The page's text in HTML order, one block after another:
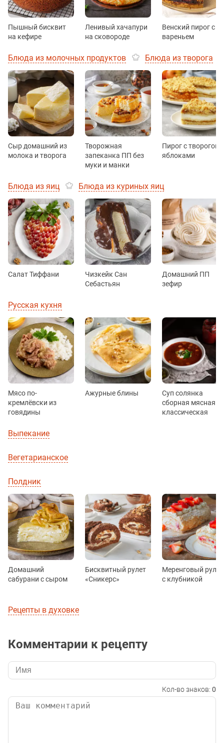
Пышный бисквит
на кефире
Ленивый хачапури
на сковороде
Венский пирог с
вареньем
Блюда из молочных продуктов Блюда из творога
Сыр домашний из
молока и творога
Творожная
запеканка ПП без
муки и манки
Пирог с творогом
яблоками
Блюда из яиц Блюда из куриных яиц
Салат Тиффани
Чизкейк Сан
Себастьян
Домашний ПП
зефир
Русская кухня
Мясо по-
кремлёвски из
говядины
Ажурные блины
Суп солянка
сборная мясная
классическая
Выпекание
Вегетарианское
Полдник
Домашний
сабурани с сыром
Бисквитный рулет
«Сникерс»
Меренговый рулет
с клубникой
Рецепты в духовке
Комментарии к рецепту
Кол-во знаков: 0